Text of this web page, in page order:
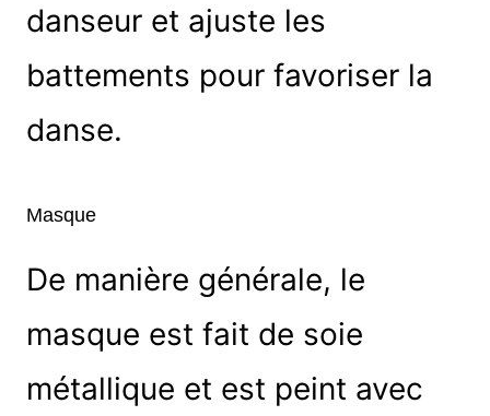
danseur et ajuste les
battements pour favoriser la
danse.
Masque
De manière générale, le
masque est fait de soie
métallique et est peint avec